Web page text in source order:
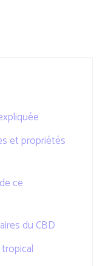
et propriétés
ce
du CBD